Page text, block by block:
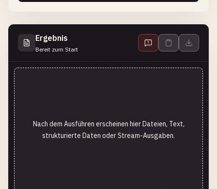
Ergebnis
Bereit zum Start
Nach dem Ausführen erscheinen hier Dateien, Text,
strukturierte Daten oder Stream-Ausgaben.